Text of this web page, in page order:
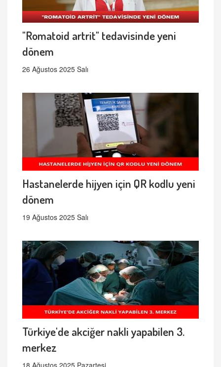
"Romatoid artrit" tedavisinde yeni
dönem
26 Ağustos 2025 Salı
Hastanelerde hijyen için QR kodlu yeni
dönem
19 Ağustos 2025 Salı
Türkiye'de akciğer nakli yapabilen 3.
merkez